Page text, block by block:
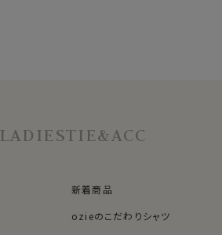
LADIESTIE&ACC
新着商品
ozieのこだわりシャツ